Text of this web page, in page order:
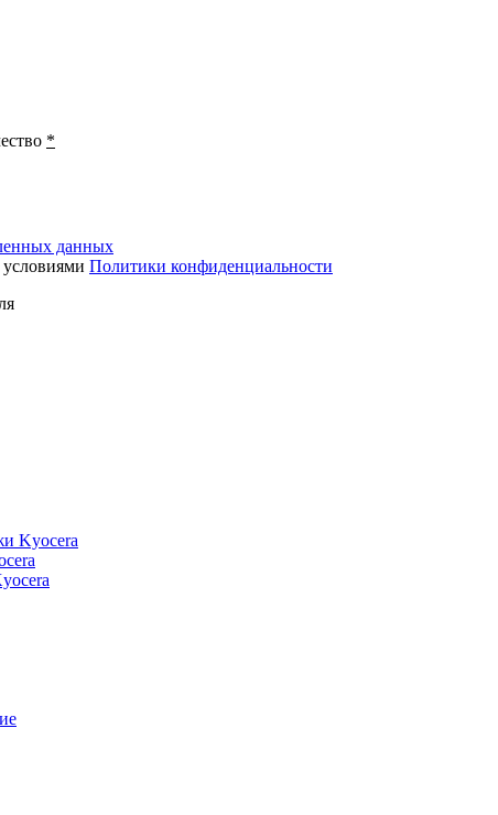
*
данных
Политики конфиденциальности
Kyocera